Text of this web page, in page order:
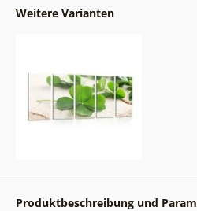
Weitere Varianten
Produktbeschreibung und